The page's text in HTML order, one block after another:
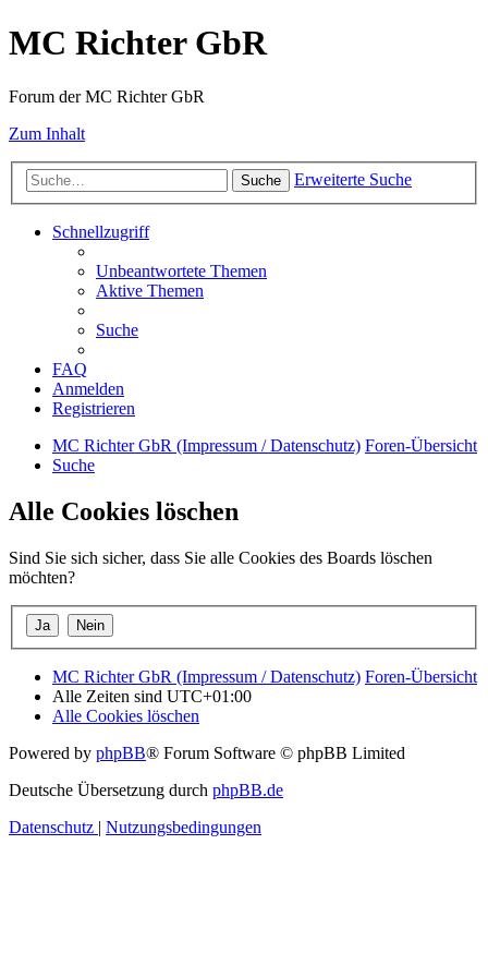
MC Richter GbR
Forum der MC Richter GbR
Zum Inhalt
Suche Erweiterte Suche
Schnellzugriff
Unbeantwortete Themen
Aktive Themen
Suche
FAQ
Anmelden
Registrieren
MC Richter GbR (Impressum / Datenschutz) Foren-Übersicht
Suche
Alle Cookies löschen
Sind Sie sich sicher, dass Sie alle Cookies des Boards löschen
möchten?
MC Richter GbR (Impressum / Datenschutz) Foren-Übersicht
Alle Zeiten sind UTC+01:00
Alle Cookies löschen
Powered by phpBB® Forum Software © phpBB Limited
Deutsche Übersetzung durch phpBB.de
Datenschutz | Nutzungsbedingungen